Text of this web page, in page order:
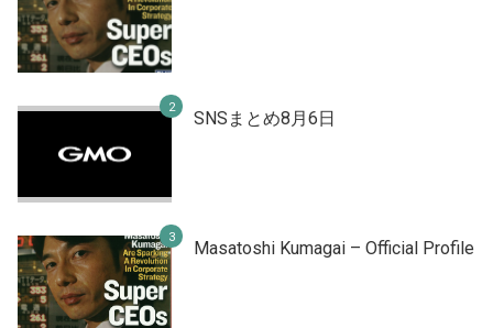
SNSまとめ8月6日
Masatoshi Kumagai – Official Profile